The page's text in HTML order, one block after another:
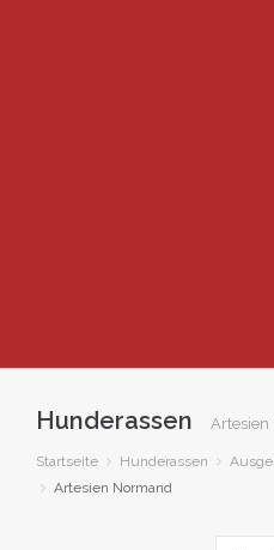
Hunderassen Artesien
Startseite Hunderassen
Artesien Normand